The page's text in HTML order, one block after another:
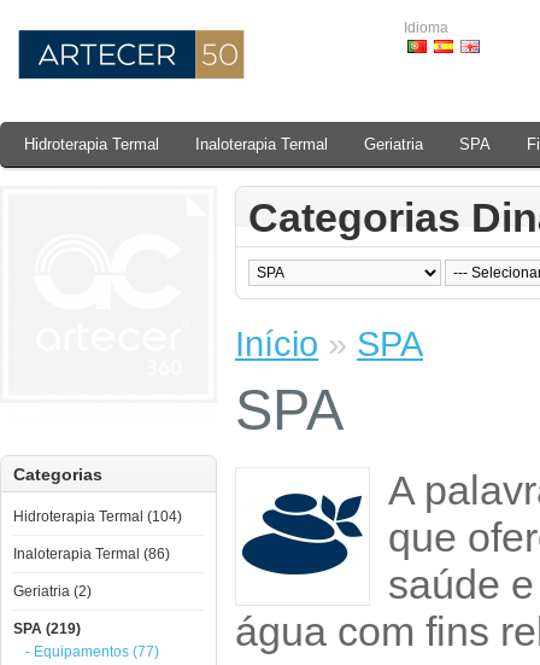
Idioma
Hidroterapia Termal Inaloterapia Termal Geriatria SPA
Categorias
Hidroterapia Termal (104)
Inaloterapia Termal (86)
Geriatria (2)
SPA (219)
- Equipamentos (77)
Categorias
Início » SPA
SPA
A
que
saúde
água com fins